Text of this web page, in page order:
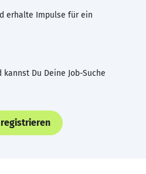
erhalte Impulse für ein
Du Deine Job-Suche
registrieren